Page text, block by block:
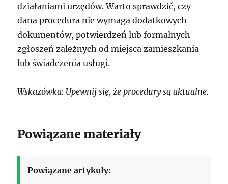
działaniami urzędów. Warto sprawdzić, czy
dana procedura nie wymaga dodatkowych
dokumentów, potwierdzeń lub formalnych
zgłoszeń zależnych od miejsca zamieszkania
lub świadczenia usługi.
Wskazówka: Upewnij się, że procedury są aktualne.
Powiązane materiały
Powiązane artykuły: